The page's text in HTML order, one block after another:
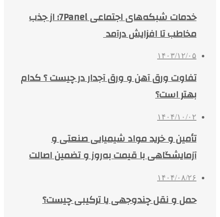
خدمات شبکه‌های اجتماعی 7Panel؛ از جذب
مخاطب تا افزایش درآمد
۱۴۰۳/۱۲/۰۵
تفاوت ورق آهن و ورق آجدار در چیست ؟ کدام
بهتر است؟
۱۴۰۴/۱۰/۰۲
تأمین و خرید مواد شیمیایی صنعتی و
آزمایشگاهی با قیمت به‌روز و تضمین اصالت
۱۴۰۴/۰۸/۲۶
حمل و نقل چندوجهی یا ترکیبی چیست؟